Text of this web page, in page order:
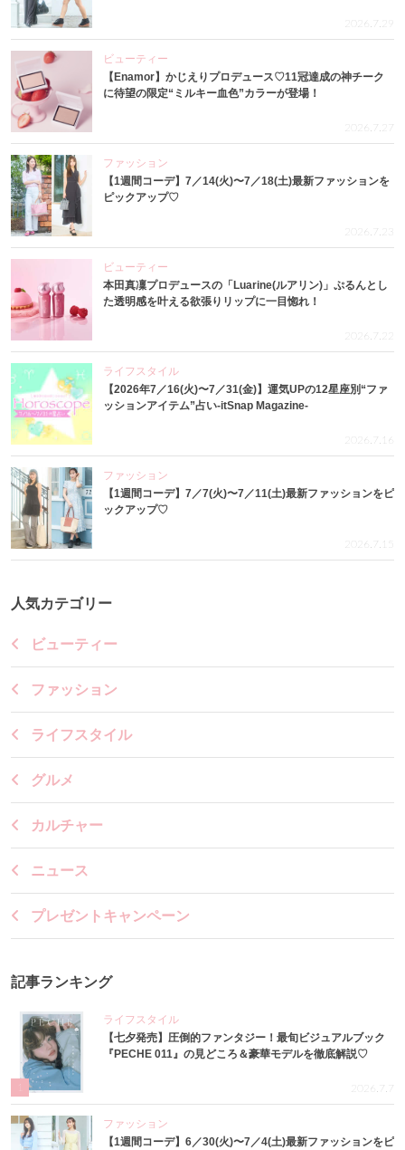
2026.7.29
ビューティー
【Enamor】かじえりプロデュース♡11冠達成の神チーク
に待望の限定“ミルキー血色”カラーが登場！
2026.7.27
ファッション
【1週間コーデ】7／14(火)〜7／18(土)最新ファッションを
ピックアップ♡
2026.7.23
ビューティー
本田真凜プロデュースの「Luarine(ルアリン)」ぷるんとし
た透明感を叶える欲張りリップに一目惚れ！
2026.7.22
ライフスタイル
【2026年7／16(火)〜7／31(金)】運気UPの12星座別“ファ
ッションアイテム”占い-itSnap Magazine-
2026.7.16
ファッション
【1週間コーデ】7／7(火)〜7／11(土)最新ファッションをピ
ックアップ♡
2026.7.15
人気カテゴリー
ビューティー
ファッション
ライフスタイル
グルメ
カルチャー
ニュース
プレゼントキャンペーン
記事ランキング
ライフスタイル
【七夕発売】圧倒的ファンタジー！最旬ビジュアルブック
『PECHE 011』の見どころ＆豪華モデルを徹底解説♡
2026.7.7
ファッション
【1週間コーデ】6／30(火)〜7／4(土)最新ファッションをピ